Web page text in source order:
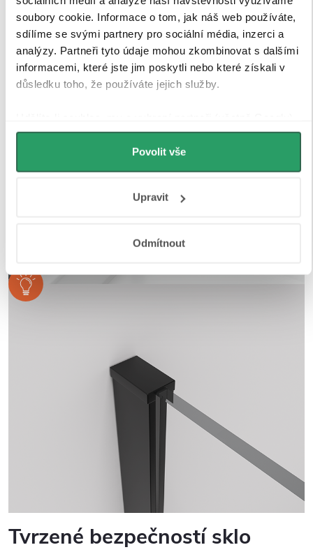
soubory cookie. Informace o tom, jak náš web používáte,
sdílíme se svými partnery pro sociální média, inzerci a
analýzy. Partneři tyto údaje mohou zkombinovat s dalšími
informacemi, které jste jim poskytli nebo které získali v
důsledku toho, že používáte jejich služby.
můžeme používat cookies pro analytiku a
personalizovanou reklamu. Jak Google zpracovává
osobní údaje najdete na stránkách
Povolit vše
Upravit
Odmítnout
zajišťují jejich bezpečné přilnutí.
Tvrzené bezpečností sklo